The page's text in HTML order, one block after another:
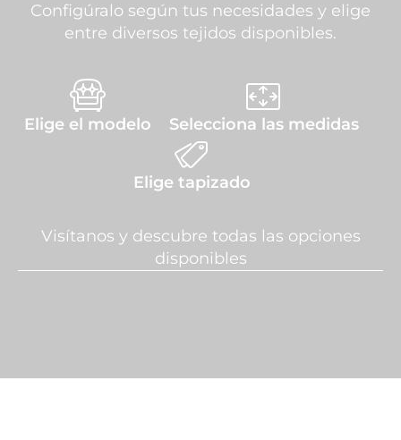
Configúralo según tus necesidades y elige
entre diversos tejidos disponibles.
Elige el modelo Selecciona las medidas
Elige tapizado
Visítanos y descubre todas las opciones
disponibles